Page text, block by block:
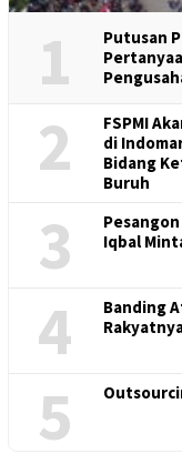
1
Putusan
2
FSPMI
di
Bidang
Buruh
3
Iqbal
4
Banding
5